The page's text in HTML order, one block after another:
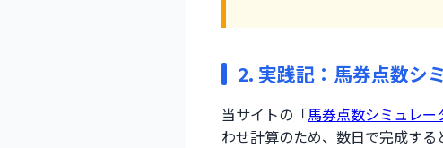
2. 実践記：馬券点数シ
当サイトの「馬券点数シミュレー
わせ計算のため、数日で完成する